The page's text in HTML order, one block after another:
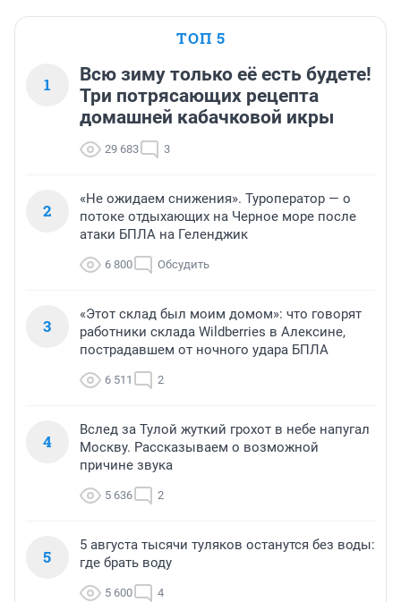
ТОП 5
1
Всю зиму только её есть будете!
Три потрясающих рецепта
домашней кабачковой икры
29 683 3
2
«Не ожидаем снижения». Туроператор — о
потоке отдыхающих на Черное море после
атаки БПЛА на Геленджик
6 800 Обсудить
3
«Этот склад был моим домом»: что говорят
работники склада Wildberries в Алексине,
пострадавшем от ночного удара БПЛА
6 511 2
4
Вслед за Тулой жуткий грохот в небе напугал
Москву. Рассказываем о возможной
причине звука
5 636 2
5
5 августа тысячи туляков останутся без воды:
где брать воду
5 600 4